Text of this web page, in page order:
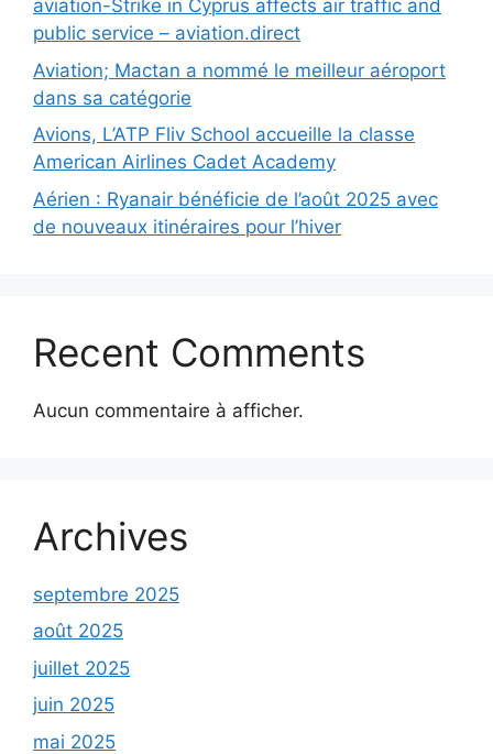
aviation-Strike in Cyprus affects air traffic and
public service – aviation.direct
Aviation; Mactan a nommé le meilleur aéroport
dans sa catégorie
Avions, L’ATP Fliv School accueille la classe
American Airlines Cadet Academy
Aérien : Ryanair bénéficie de l’août 2025 avec
de nouveaux itinéraires pour l’hiver
Recent Comments
Aucun commentaire à afficher.
Archives
septembre 2025
août 2025
juillet 2025
juin 2025
mai 2025